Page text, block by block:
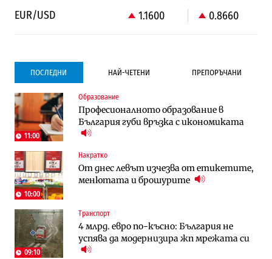
EUR/USD
1.1600 0.8660
ПОСЛЕДНИ НАЙ-ЧЕТЕНИ ПРЕПОРЪЧАНИ
11:00
Образование
Професионалното образование в
България губи връзка с икономиката
10:00
Накратко
От днес левът изчезва от етикетите,
менютата и брошурите
09:10
Транспорт
4 млрд. евро по-късно: България не
успява да модернизира жп мрежата си
Градоустройство
Столична община избра изпълнител за
преместването на трамвайното
трасе по бул. „Скобелев“
Компании
Vivacom предлага над 150 устройства с
90% отстъпка през август
Компании
„Ендуросат“ ще строи огромен
космически и отбранителен център в
Доброславци
Компании
Vivacom предлага над 150 устройства с
90% отстъпка през август
Градоустройство
Столична община избра изпълнител за
преместването на трамвайното
Енергетика
Държавният ТЕЦ „Марица изток 2“
работи с 5 блока